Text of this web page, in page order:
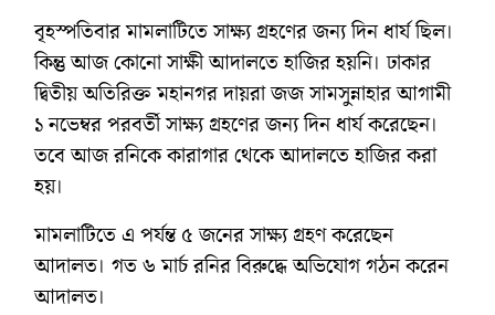
বৃহস্পতিবার মামলাটিতে সাক্ষ্য গ্রহণের জন্য দিন ধার্য ছিল।
কিন্তু আজ কোনো সাক্ষী আদালতে হাজির হয়নি। ঢাকার
দ্বিতীয় অতিরিক্ত মহানগর দায়রা জজ সামসুন্নাহার আগামী
১ নভেম্বর পরবর্তী সাক্ষ্য গ্রহণের জন্য দিন ধার্য করেছেন।
তবে আজ রনিকে কারাগার থেকে আদালতে হাজির করা
হয়।
মামলাটিতে এ পর্যন্ত ৫ জনের সাক্ষ্য গ্রহণ করেছেন
আদালত। গত ৬ মার্চ রনির বিরুদ্ধে অভিযোগ গঠন করেন
আদালত।